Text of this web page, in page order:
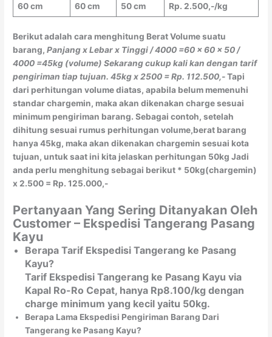
60 cm 60 cm 50 cm Rp. 2.500,-/kg
Berikut adalah cara menghitung Berat Volume suatu
barang,Panjang x Lebar x Tinggi / 4000 =60 x 60 x 50 /
4000 =45kg (volume) Sekarang cukup kali kan dengan tarif
pengiriman tiap tujuan. 45kg x 2500 = Rp. 112.500,-Tapi
dari perhitungan volume diatas, apabila belum memenuhi
standar chargemin, maka akan dikenakan charge sesuai
minimum pengiriman barang. Sebagai contoh, setelah
dihitung sesuai rumus perhitungan volume,berat barang
hanya 45kg, maka akan dikenakan chargemin sesuai kota
tujuan, untuk saat ini kita jelaskan perhitungan 50kg Jadi
anda perlu menghitung sebagai berikut * 50kg(chargemin)
x 2.500 = Rp. 125.000,-
Pertanyaan Yang Sering Ditanyakan Oleh
Customer – Ekspedisi Tangerang Pasang
Kayu
Berapa Tarif Ekspedisi Tangerang ke Pasang
Kayu?
Tarif Ekspedisi Tangerang ke Pasang Kayu via
Kapal Ro-Ro Cepat, hanya Rp8.100/kg dengan
charge minimum yang kecil yaitu 50kg.
Berapa Lama Ekspedisi Pengiriman Barang Dari
Tangerang ke Pasang Kayu?